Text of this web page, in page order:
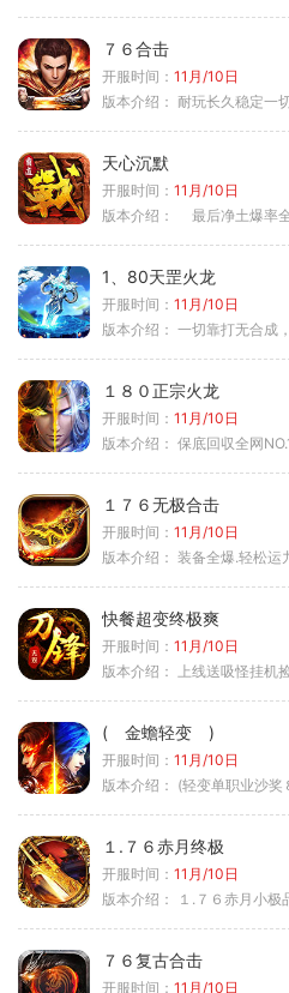
７６合击
开服时间： 11月/10日
版本介绍： 耐玩长久稳定一
天心沉默
开服时间： 11月/10日
版本介绍：
最后净土爆率
1、80天罡火龙
开服时间： 11月/10日
版本介绍： 一切靠打无合成，进
１８０正宗火龙
开服时间： 11月/10日
版本介绍： 保底回収全网
１７６无极合击
开服时间： 11月/10日
版本介绍： 装备全爆.轻松运
快餐超变终极爽
开服时间： 11月/10日
版本介绍：
上线送吸怪挂机
( 金蟾轻变 )
开服时间： 11月/10日
版本介绍： (轻变单职业沙奖
１.７６赤月终极
开服时间： 11月/10日
版本介绍：
１.７６赤月小极品
７６复古合击
开服时间： 11月/10日